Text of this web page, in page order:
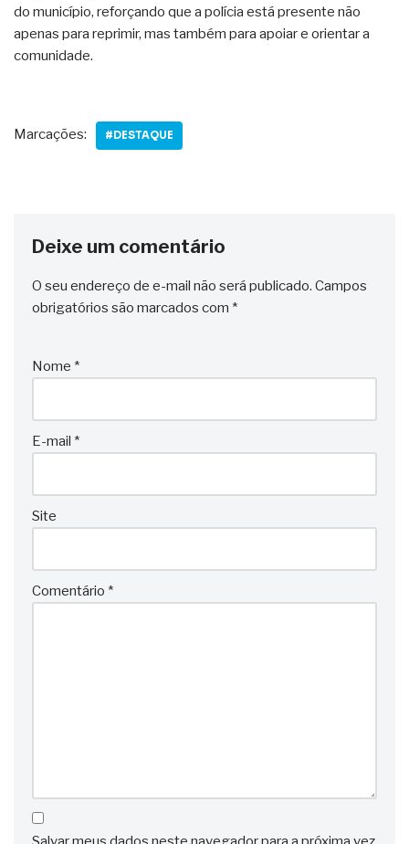
do município, reforçando que a polícia está presente não
apenas para reprimir, mas também para apoiar e orientar a
comunidade.
Marcações: #DESTAQUE
Deixe um comentário
O seu endereço de e-mail não será publicado. Campos
obrigatórios são marcados com *
Nome *
E-mail *
Site
Comentário *